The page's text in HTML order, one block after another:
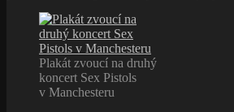
Plakát zvoucí na druhý
koncert Sex Pistols
v Manchesteru